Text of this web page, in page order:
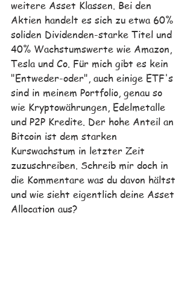
weitere Asset Klassen. Bei den
Aktien handelt es sich zu etwa 60%
soliden Dividenden-starke Titel und
40% Wachstumswerte wie Amazon,
Tesla und Co. Für mich gibt es kein
"Entweder-oder", auch einige ETF's
sind in meinem Portfolio, genau so
wie Kryptowährungen, Edelmetalle
und P2P Kredite. Der hohe Anteil an
Bitcoin ist dem starken
Kurswachstum in letzter Zeit
zuzuschreiben. Schreib mir doch in
die Kommentare was du davon hältst
und wie sieht eigentlich deine Asset
Allocation aus?